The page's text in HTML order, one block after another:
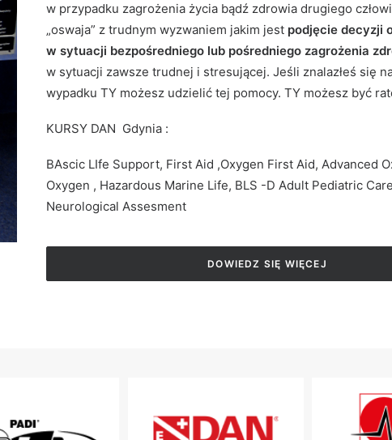
w przypadku zagrożenia życia bądź zdrowia drugiego
„oswaja” z trudnym wyzwaniem jakim jest podjęcie decyzji
w sytuacji bezpośredniego lub pośredniego zagrożenia
w sytuacji zawsze trudnej i stresującej. Jeśli znalazłeś się
wypadku TY możesz udzielić tej pomocy. TY możesz być
KURSY DAN Gdynia :
BAscic LIfe Support, First Aid ,Oxygen First Aid, Advanced
Oxygen , Hazardous Marine Life, BLS -D Adult Pediatric
Neurological Assesment
DOWIEDZ SIĘ WIĘCEJ